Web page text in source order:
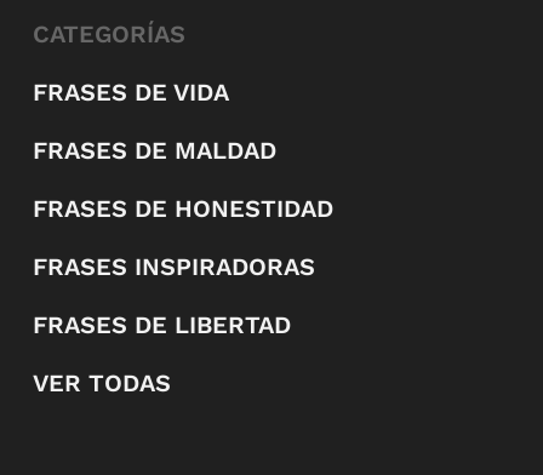
CATEGORÍAS
FRASES DE VIDA
FRASES DE MALDAD
FRASES DE HONESTIDAD
FRASES INSPIRADORAS
FRASES DE LIBERTAD
VER TODAS